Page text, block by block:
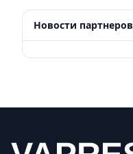
Новости партнеров